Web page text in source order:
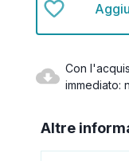
Con
immediato:
Altre